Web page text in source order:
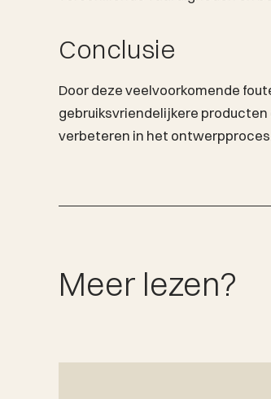
Conclusie
Door deze veelvoorkomende
gebruiksvriendelijkere
verbeteren in het
Meer lezen?